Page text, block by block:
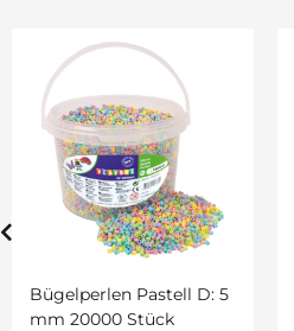
Bügelperlen Pastell D: 5
mm 20000 Stück